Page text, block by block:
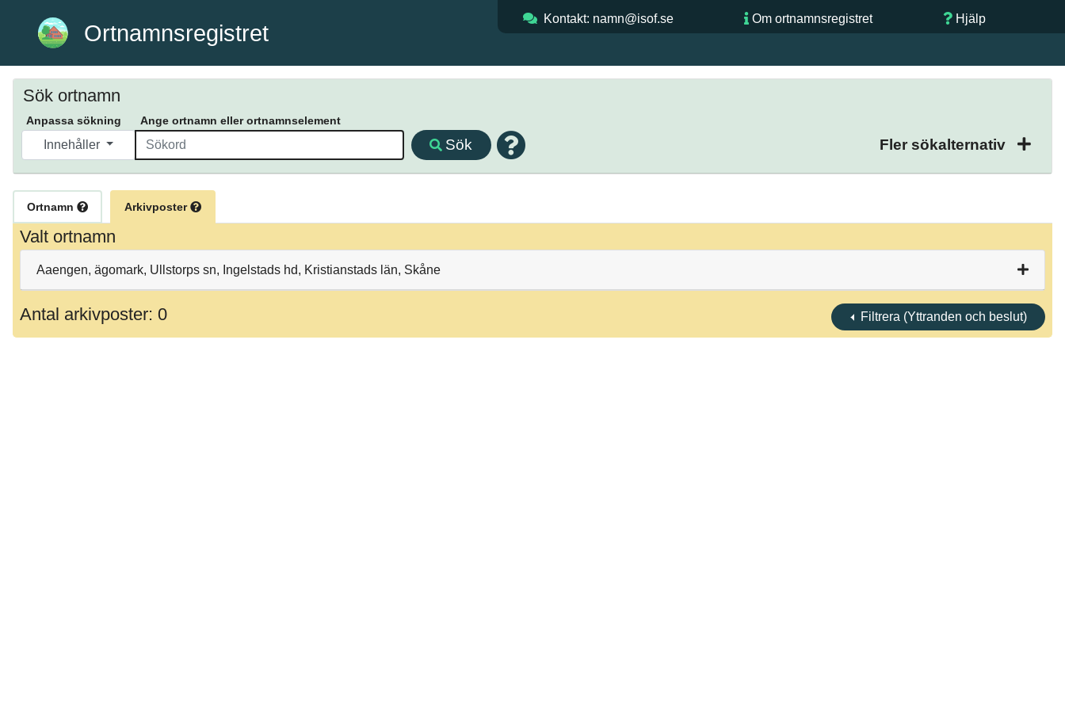
Ortnamnsregistret
Kontakt: namn@isof.se Om ortnamnsregistret Hjälp
Sök ortnamn
Anpassa sökning Ange ortnamn eller ortnamnselement
Innehåller Sök Fler sökalternativ
Ortnamn Arkivposter
Valt ortnamn
Aaengen, ägomark, Ullstorps sn, Ingelstads hd, Kristianstads län, Skåne
Antal arkivposter: 0 Filtrera (Yttranden och beslut)